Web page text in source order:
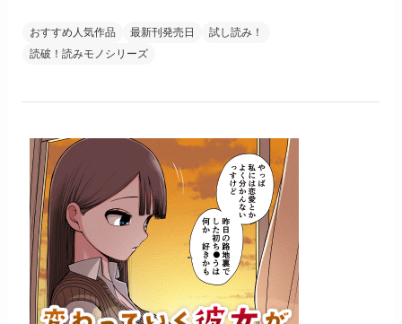
おすすめ人気作品 最新刊発売日
試し読み！
読破！読みモノシリーズ